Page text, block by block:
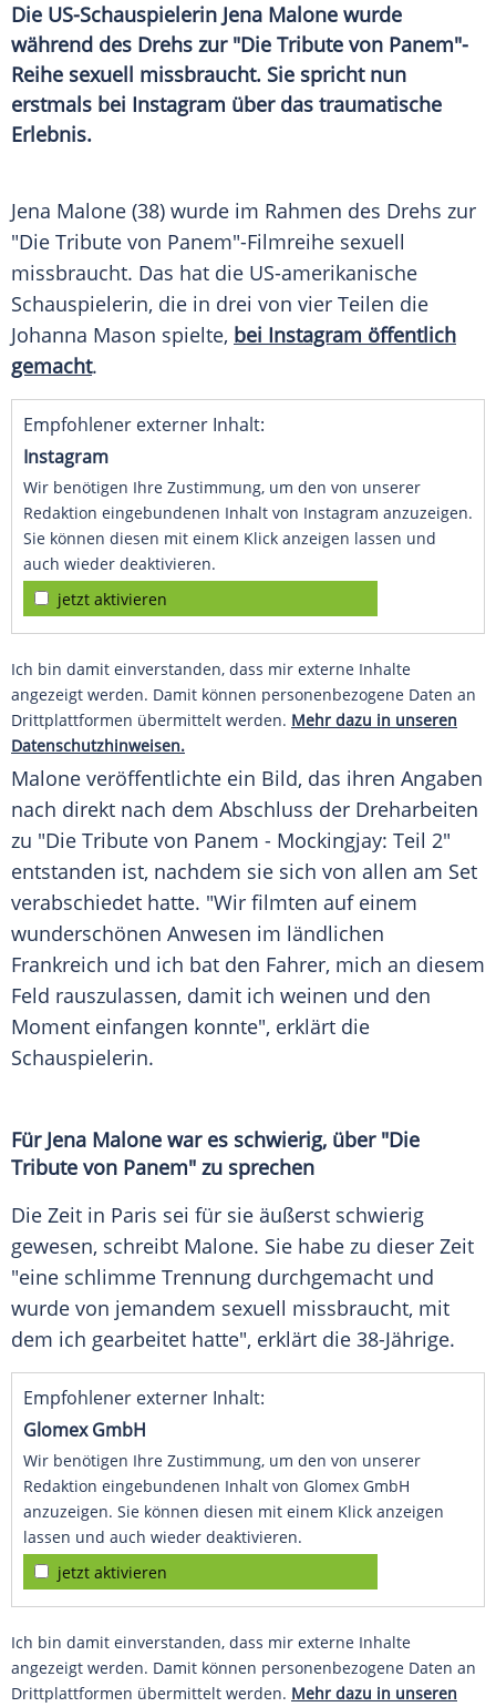
Die US-Schauspielerin Jena Malone wurde
während des Drehs zur "Die Tribute von Panem"-
Reihe sexuell missbraucht. Sie spricht nun
erstmals bei Instagram über das traumatische
Erlebnis.
Jena Malone (38) wurde im Rahmen des Drehs zur
"Die Tribute von Panem"-Filmreihe sexuell
missbraucht. Das hat die US-amerikanische
Schauspielerin, die in drei von vier Teilen die
Johanna Mason spielte, bei Instagram öffentlich
gemacht.
Empfohlener externer Inhalt:
Instagram
Wir benötigen Ihre Zustimmung, um den von unserer
Redaktion eingebundenen Inhalt von Instagram anzuzeigen.
Sie können diesen mit einem Klick anzeigen lassen und
auch wieder deaktivieren.
jetzt aktivieren
Ich bin damit einverstanden, dass mir externe Inhalte
angezeigt werden. Damit können personenbezogene Daten an
Drittplattformen übermittelt werden. Mehr dazu in unseren
Datenschutzhinweisen.
Malone veröffentlichte ein Bild, das ihren Angaben
nach direkt nach dem Abschluss der Dreharbeiten
zu "Die Tribute von Panem - Mockingjay: Teil 2"
entstanden ist, nachdem sie sich von allen am Set
verabschiedet hatte. "Wir filmten auf einem
wunderschönen Anwesen im ländlichen
Frankreich und ich bat den Fahrer, mich an diesem
Feld rauszulassen, damit ich weinen und den
Moment einfangen konnte", erklärt die
Schauspielerin.
Für Jena Malone war es schwierig, über "Die
Tribute von Panem" zu sprechen
Die Zeit in Paris sei für sie äußerst schwierig
gewesen, schreibt Malone. Sie habe zu dieser Zeit
"eine schlimme Trennung durchgemacht und
wurde von jemandem sexuell missbraucht, mit
dem ich gearbeitet hatte", erklärt die 38-Jährige.
Empfohlener externer Inhalt:
Glomex GmbH
Wir benötigen Ihre Zustimmung, um den von unserer
Redaktion eingebundenen Inhalt von Glomex GmbH
anzuzeigen. Sie können diesen mit einem Klick anzeigen
lassen und auch wieder deaktivieren.
jetzt aktivieren
Ich bin damit einverstanden, dass mir externe Inhalte
angezeigt werden. Damit können personenbezogene Daten an
Drittplattformen übermittelt werden. Mehr dazu in unseren